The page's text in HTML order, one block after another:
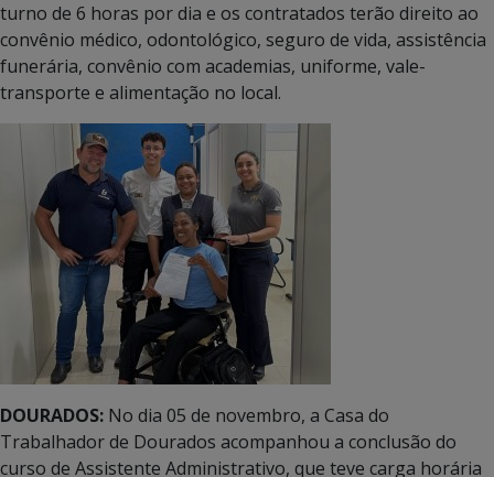
turno de 6 horas por dia e os contratados terão direito ao
convênio médico, odontológico, seguro de vida, assistência
funerária, convênio com academias, uniforme, vale-
transporte e alimentação no local.
DOURADOS: No dia 05 de novembro, a Casa do
Trabalhador de Dourados acompanhou a conclusão do
curso de Assistente Administrativo, que teve carga horária